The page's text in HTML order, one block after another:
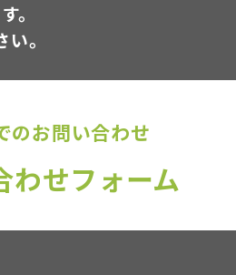
。
。
のお問い合わせ
わせフォーム